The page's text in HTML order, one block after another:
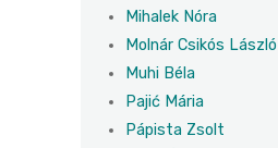
Mihalek Nóra
Molnár Csikós László
Muhi Béla
Pajić Mária
Pápista Zsolt